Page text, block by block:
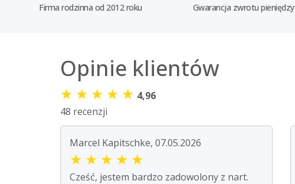
Firma rodzinna od 2012 roku Gwarancja zwrotu pieniędzy
Opinie klientów
★ ★ ★ ★ ★ 4,96
48 recenzji
Marcel Kapitschke, 07.05.2026
★ ★ ★ ★ ★
Cześć, jestem bardzo zadowolony z nart.